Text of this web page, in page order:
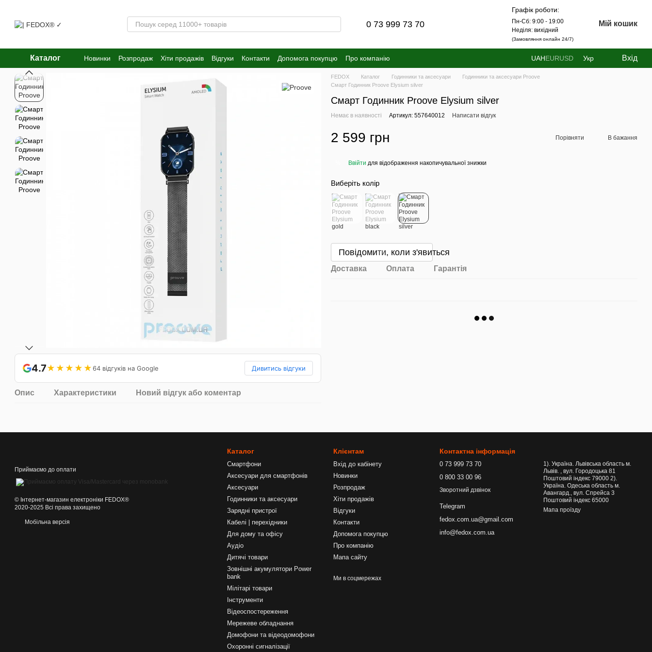
0 73 999 73 70
Графік роботи:
Пн-Сб: 9:00 - 19:00
Неділя: вихідний
(Замовляння онлайн 24/7)
Мій кошик
Каталог Новинки Розпродаж Хіти продажів Відгуки Контакти Допомога покупцю Про компанію UAHEURUSD Укр Вхід
4.7★★★★★64 відгуків на Google Дивитись відгуки
Опис Характеристики Новий відгук або коментар
FEDOX Каталог Годинники та аксесуари
Годинники та аксесуари Proove
Смарт Годинник Proove Elysium silver
Смарт Годинник Proove Elysium silver
Немає в наявності Артикул: 557640012 Написати відгук
2 599 грн Порівняти В бажання
Ввійти для відображення накопичувальної знижки
Виберіть колір
Повідомити, коли з'явиться
Доставка Оплата Гарантія
Приймаємо до оплати
©️ Інтернет-магазин електроніки FEDOX®
2020-2025 Всі права захищено
Мобільна версія
Каталог
Смартфони
Аксесуари для смартфонів
Аксесуари
Годинники та аксесуари
Зарядні пристрої
Кабелі | перехідники
Для дому та офісу
Аудіо
Дитячі товари
Зовнішні акумулятори Power
bank
Мілітарі товари
Інструменти
Відеоспостереження
Мережеве обладнання
Домофони та відеодомофони
Охоронні сигналізації
Клієнтам
Вхід до кабінету
Новинки
Розпродаж
Хіти продажів
Відгуки
Контакти
Допомога покупцю
Про компанію
Мапа сайту
Ми в соцмережах
Контактна інформація
0 73 999 73 70
0 800 33 00 96
Зворотний дзвінок
Telegram
fedox.com.ua@gmail.com
info@fedox.com.ua
1). Україна. Львівська область м.
Львів. , вул. Городоцька 81
Поштовий індекс 79000 2).
Україна. Одеська область м.
Авангард., вул. Спрейса 3
Поштовий індекс 65000
Мапа проїзду